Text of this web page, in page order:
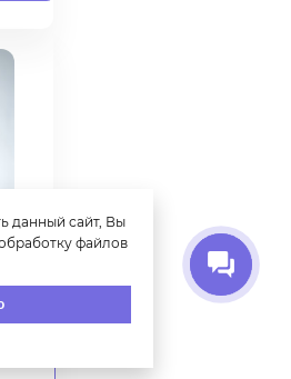
данный сайт, Вы
файлов